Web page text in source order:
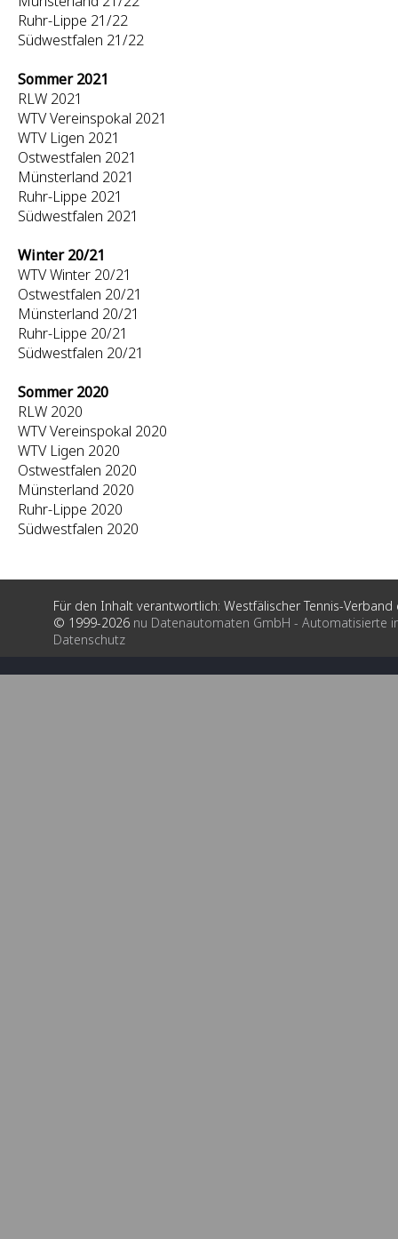
Ruhr-Lippe 21/22
Südwestfalen 21/22
Sommer 2021
RLW 2021
WTV Vereinspokal 2021
WTV Ligen 2021
Ostwestfalen 2021
Münsterland 2021
Ruhr-Lippe 2021
Südwestfalen 2021
Winter 20/21
WTV Winter 20/21
Ostwestfalen 20/21
Münsterland 20/21
Ruhr-Lippe 20/21
Südwestfalen 20/21
Sommer 2020
RLW 2020
WTV Vereinspokal 2020
WTV Ligen 2020
Ostwestfalen 2020
Münsterland 2020
Ruhr-Lippe 2020
Südwestfalen 2020
Für den Inhalt verantwortlich: Westfälischer Tennis-Verband
© 1999-2026 nu Datenautomaten GmbH - Automatisierte
Datenschutz